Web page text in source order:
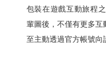
包裝在遊戲互動旅程
輩圖後，不僅有更多
至主動透過官方帳號向